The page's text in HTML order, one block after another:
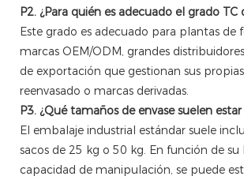
P2. ¿Para quién es adecuado el grado TC
Este grado es adecuado para plantas de
marcas OEM/ODM, grandes
de exportación que gestionan sus
reenvasado o marcas derivadas.
P3. ¿Qué tamaños de envase suelen
El embalaje industrial estándar suele
sacos de 25 kg o 50 kg. En función de su
capacidad de manipulación, se puede